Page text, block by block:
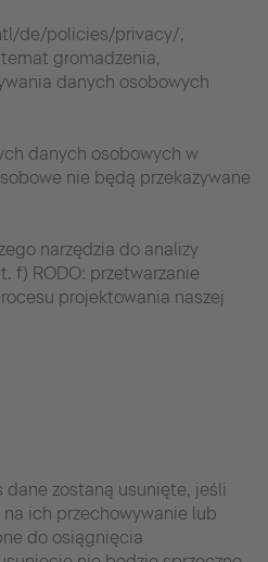
de/policies/privacy/,
gromadzenia,
danych osobowych
danych osobowych w
nie będą przekazywane
narzędzia do analizy
f) RODO: przetwarzanie
projektowania naszej
dane zostaną usunięte, jeśli
ich przechowywanie lub
do osiągnięcia